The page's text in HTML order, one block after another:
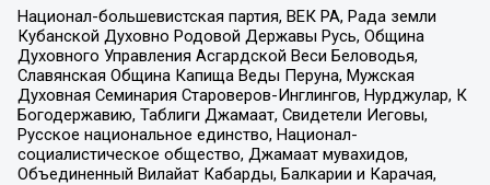
Национал-большевистская партия, ВЕК РА, Рада земли
Кубанской Духовно Родовой Державы Русь, Община
Духовного Управления Асгардской Веси Беловодья,
Славянская Община Капища Веды Перуна, Мужская
Духовная Семинария Староверов-Инглингов, Нурджулар, К
Богодержавию, Таблиги Джамаат, Свидетели Иеговы,
Русское национальное единство, Национал-
социалистическое общество, Джамаат мувахидов,
Объединенный Вилайат Кабарды, Балкарии и Карачая,